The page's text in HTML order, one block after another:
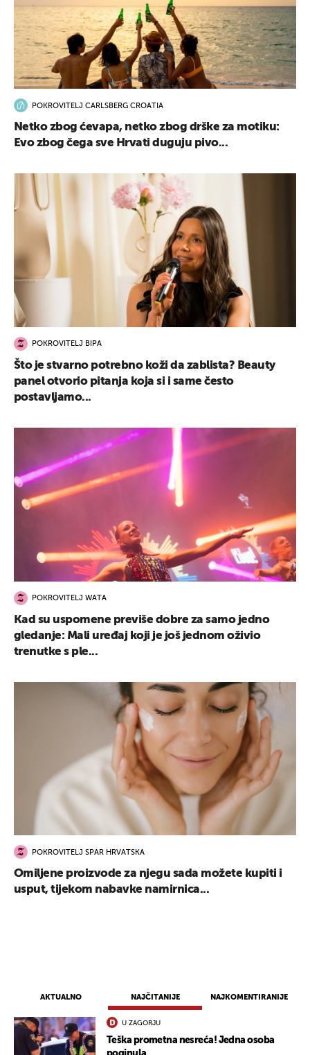
AKTUALNO NAJČITANIJE NAJKOMENTIRANIJE
U ZAGORJU
Teška prometna nesreća! Jedna osoba
POKROVITELJ CARLSBERG CROATIA
Netko zbog ćevapa, netko zbog drške za motiku:
Evo zbog čega sve Hrvati duguju pivo...
POKROVITELJ BIPA
Što je stvarno potrebno koži da zablista? Beauty
panel otvorio pitanja koja si i same često
postavljamo...
POKROVITELJ WATA
Kad su uspomene previše dobre za samo jedno
gledanje: Mali uređaj koji je još jednom oživio
trenutke s ple...
POKROVITELJ SPAR HRVATSKA
Omiljene proizvode za njegu sada možete kupiti i
usput, tijekom nabavke namirnica...